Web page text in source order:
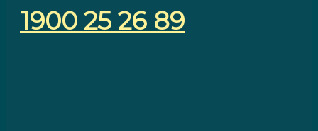
1900 25 26 89